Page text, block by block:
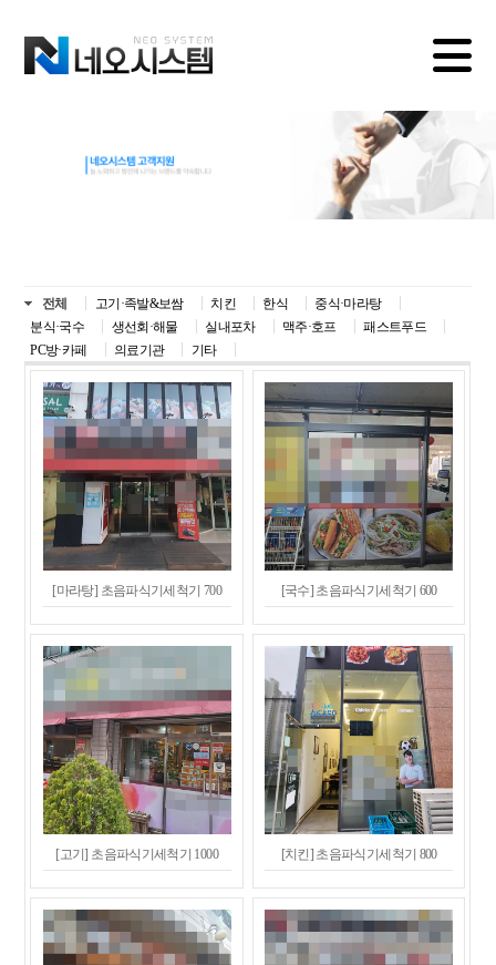
전체 고기·족발&보쌈 치킨 한식
중식·마라탕
분식·국수
생선회·해물 실내포차 맥주·호프
패스트푸드
PC방·카페
의료기관 기타
[마라탕] 초음파식기세척기 700 [국수] 초음파식기세척기 600
[고기] 초음파식기세척기 1000 [치킨] 초음파식기세척기 800